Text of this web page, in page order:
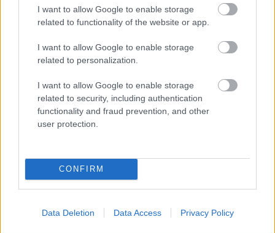
I want to allow Google to enable storage
related to functionality of the website or app.
I want to allow Google to enable storage
related to personalization.
I want to allow Google to enable storage
related to security, including authentication
functionality and fraud prevention, and other
user protection.
CONFIRM
Data Deletion Data Access Privacy Policy
Ο στόλος της αποτελείται από 3 καινούργια
Caravan 208BEX, τα οποία πετούν σε χαμηλότερα
υψόμετρα από τα συνήθη και διαθέτουν μεγάλα